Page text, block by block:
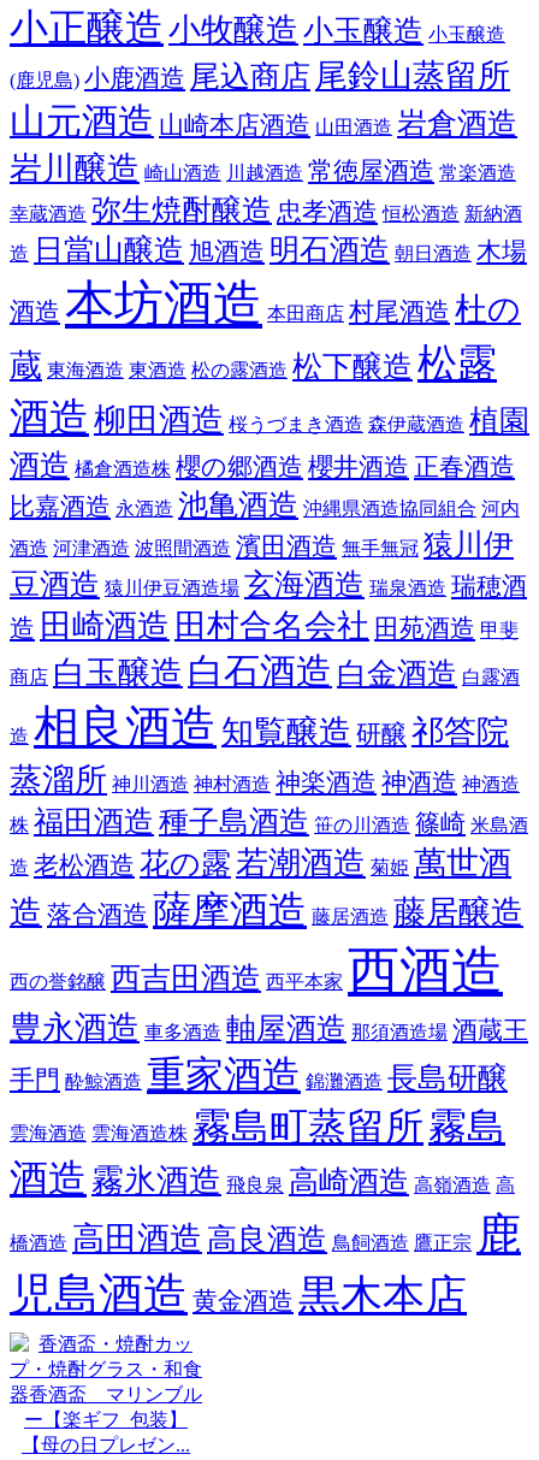
小正醸造 小牧醸造 小玉醸造 小玉醸造
(鹿児島) 小鹿酒造 尾込商店 尾鈴山蒸留所
山元酒造 山崎本店酒造 山田酒造 岩倉酒造
岩川醸造 崎山酒造 川越酒造 常徳屋酒造 常楽酒造
幸蔵酒造 弥生焼酎醸造 忠孝酒造 恒松酒造 新納酒
造 日當山醸造 旭酒造 明石酒造 朝日酒造 木場
酒造 本坊酒造 本田商店 村尾酒造 杜の
蔵 東海酒造 東酒造 松の露酒造 松下醸造 松露
酒造 柳田酒造 桜うづまき酒造 森伊蔵酒造 植園
酒造 橘倉酒造株 櫻の郷酒造 櫻井酒造 正春酒造
比嘉酒造 永酒造 池亀酒造 沖縄県酒造協同組合 河内
酒造 河津酒造 波照間酒造 濱田酒造 無手無冠 猿川伊
豆酒造 猿川伊豆酒造場 玄海酒造 瑞泉酒造 瑞穂酒
造 田崎酒造 田村合名会社 田苑酒造 甲斐
商店 白玉醸造 白石酒造 白金酒造 白露酒
造 相良酒造 知覧醸造 研醸 祁答院
蒸溜所 神川酒造 神村酒造 神楽酒造 神酒造 神酒造
株 福田酒造 種子島酒造 笹の川酒造 篠崎 米島酒
造 老松酒造 花の露若潮酒造 菊姫 萬世酒
造 落合酒造 薩摩酒造 藤居酒造 藤居醸造
西の誉銘醸 西吉田酒造 西平本家 西酒造
豊永酒造 車多酒造 軸屋酒造 那須酒造場 酒蔵王
手門 酔鯨酒造 重家酒造 錦灘酒造 長島研醸
雲海酒造 雲海酒造株 霧島町蒸留所霧島
酒造 霧氷酒造 飛良泉 高崎酒造 高嶺酒造 高
橋酒造 高田酒造 高良酒造 鳥飼酒造 鷹正宗 鹿
児島酒造 黄金酒造 黒木本店